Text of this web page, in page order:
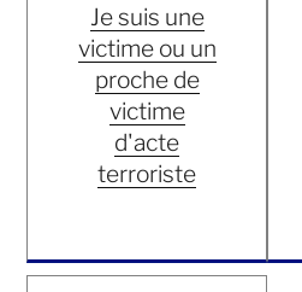
Je suis une
victime ou un
proche de
victime
d'acte
terroriste